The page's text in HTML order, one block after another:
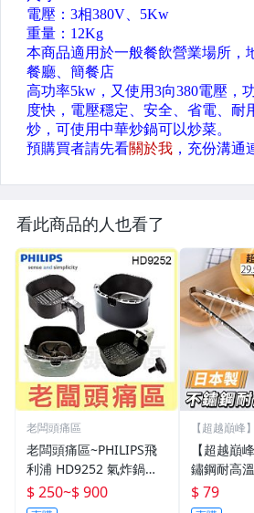
看此商品的人也看了
老闆頭痛區
老闆頭痛區~PHILIPS飛
利浦 HD9252 氣炸鍋專
用外鍋、內鍋、外鍋塞
$ 250~$ 900
【超越巔峰】
【超越巔
鏽鋼耐高
m) 氣炸鍋
防燙夾 燒
$ 79